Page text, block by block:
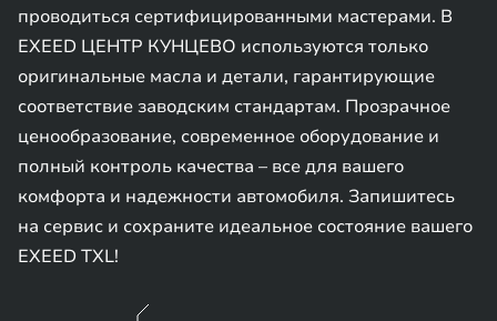
проводиться сертифицированными мастерами. В
EXEED ЦЕНТР КУНЦЕВО используются только
оригинальные масла и детали, гарантирующие
соответствие заводским стандартам. Прозрачное
ценообразование, современное оборудование и
полный контроль качества – все для вашего
комфорта и надежности автомобиля. Запишитесь
на сервис и сохраните идеальное состояние вашего
EXEED TXL!